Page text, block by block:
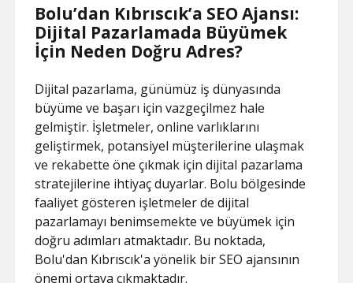
Bolu’dan Kıbrıscık’a SEO Ajansı:
Dijital Pazarlamada Büyümek
İçin Neden Doğru Adres?
Dijital pazarlama, günümüz iş dünyasında
büyüme ve başarı için vazgeçilmez hale
gelmiştir. İşletmeler, online varlıklarını
geliştirmek, potansiyel müşterilerine ulaşmak
ve rekabette öne çıkmak için dijital pazarlama
stratejilerine ihtiyaç duyarlar. Bolu bölgesinde
faaliyet gösteren işletmeler de dijital
pazarlamayı benimsemekte ve büyümek için
doğru adımları atmaktadır. Bu noktada,
Bolu'dan Kıbrıscık'a yönelik bir SEO ajansının
önemi ortaya çıkmaktadır.